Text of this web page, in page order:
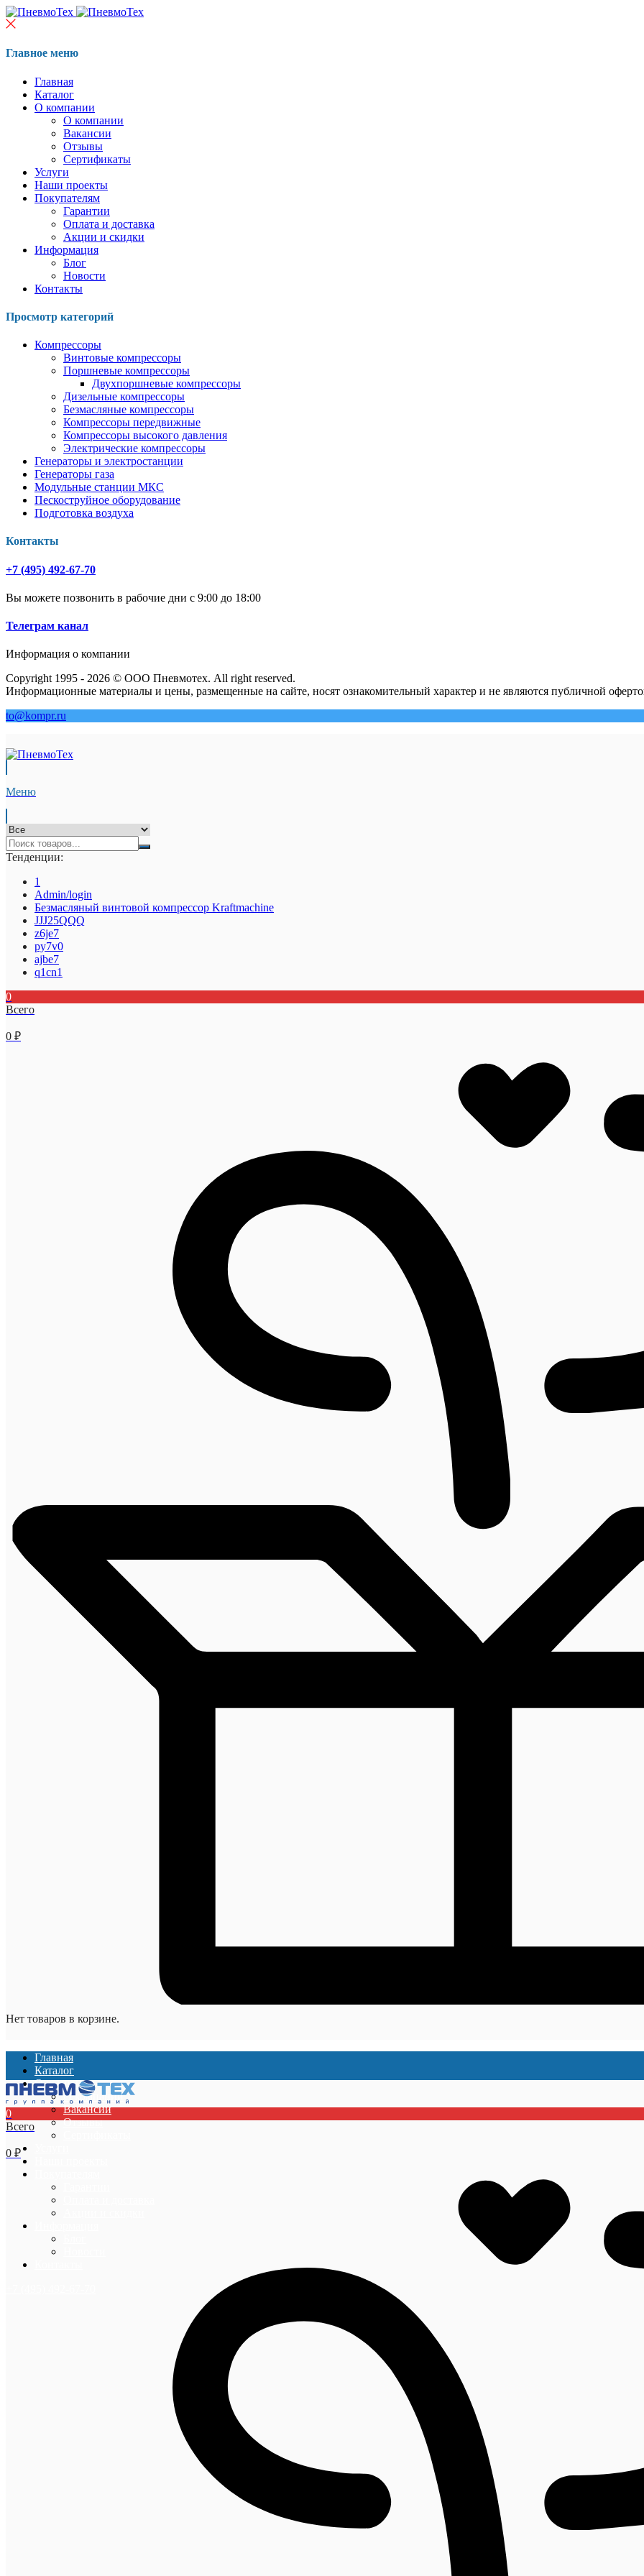
Главное меню
Главная
Каталог
О компании
О компании
Вакансии
Отзывы
Сертификаты
Услуги
Наши проекты
Покупателям
Гарантии
Оплата и доставка
Акции и скидки
Информация
Блог
Новости
Контакты
Просмотр категорий
Компрессоры
Винтовые компрессоры
Поршневые компрессоры
Двухпоршневые компрессоры
Дизельные компрессоры
Безмасляные компрессоры
Компрессоры передвижные
Компрессоры высокого давления
Электрические компрессоры
Генераторы и электростанции
Генераторы газа
Модульные станции МКС
Пескоструйное оборудование
Подготовка воздуха
Контакты
+7 (495) 492-67-70
Вы можете позвонить в рабочие дни с 9:00 до 18:00
Телеграм канал
Информация о компании
Copyright 1995 - 2026 © ООО Пневмотех. All right reserved.
Информационные материалы и цены, размещенные на сайте, носят ознакомительный характер и не являются публичной
to@kompr.ru
Меню
Тенденции:
1
Admin/login
Безмасляный винтовой компрессор Kraftmaсhine
JJJ25QQQ
z6je7
py7v0
ajbe7
q1cn1
0
Всего
0 ₽
Нет товаров в корзине.
Главная
Каталог
О компании
О компании
Вакансии
Отзывы
0
Всего
0 ₽